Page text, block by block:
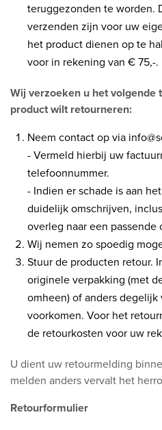
teruggezonden te worden.
verzenden zijn voor uw
het product dienen op te
voor in rekening van € 75,-.
Wij verzoeken u het volgende
product wilt retourneren:
Neem contact op via
- Vermeld hierbij uw
telefoonnummer.
- Indien er schade is aan
duidelijk omschrijven,
overleg naar een passende
Wij nemen zo spoedig
Stuur de producten retour.
originele verpakking (met
omheen) of anders
voorkomen. Voor het
de retourkosten voor uw
U dient uw retourmelding
melden anders vervalt het
Retourformulier